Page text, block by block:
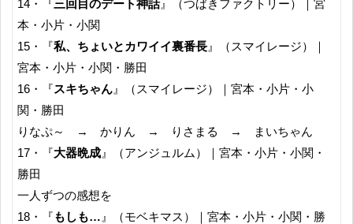
14・『三回目のデート神話』（つばきファクトリー）｜宮
本・小片・小関
15・『私、ちょいとカワイイ裏番長 』（スマイレージ）｜
宮本・小片・小関・勝田
16・『スキちゃん 』（スマイレージ）｜宮本・小片・小
関・勝田
りなぷ～ → かりん → りさまる → まいちゃん
17・『大器晩成 』（アンジュルム）｜宮本・小片・小関・
勝田
一人ずつの感想を
18・『もしも… 』（モベキマス）｜宮本・小片・小関・勝